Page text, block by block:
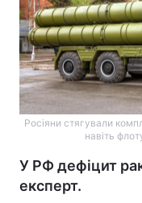
Росіяни стягували
навіть
У РФ дефіцит
експерт.